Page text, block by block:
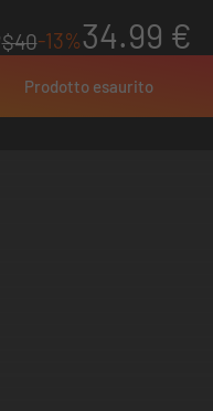
$40-13%34.99 €
Prodotto esaurito